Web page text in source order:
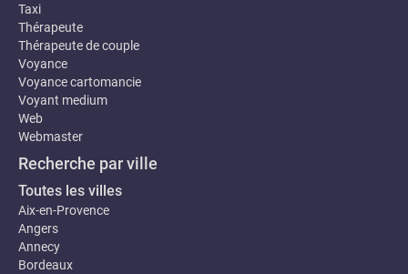
Taxi
Thérapeute
Thérapeute de couple
Voyance
Voyance cartomancie
Voyant medium
Web
Webmaster
Recherche par ville
Toutes les villes
Aix-en-Provence
Angers
Annecy
Bordeaux